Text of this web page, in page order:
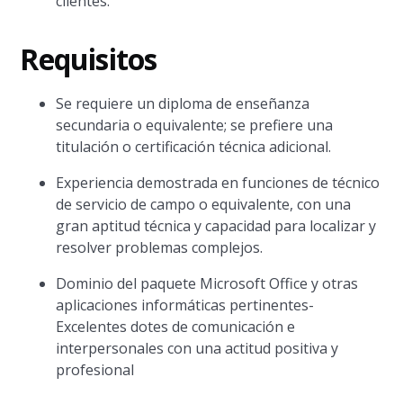
Requisitos
Se requiere un diploma de enseñanza
secundaria o equivalente; se prefiere una
titulación o certificación técnica adicional.
Experiencia demostrada en funciones de técnico
de servicio de campo o equivalente, con una
gran aptitud técnica y capacidad para localizar y
resolver problemas complejos.
Dominio del paquete Microsoft Office y otras
aplicaciones informáticas pertinentes-
Excelentes dotes de comunicación e
interpersonales con una actitud positiva y
profesional